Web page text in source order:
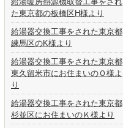
た東京都の板橋区H様より
給湯器交換工事をされた東京都
練馬区のK様より
給湯器交換工事をされた東京都
東久留米市にお住まいのＯ様よ
り
給湯器交換工事をされた東京都
杉並区にお住まいのＫ様より